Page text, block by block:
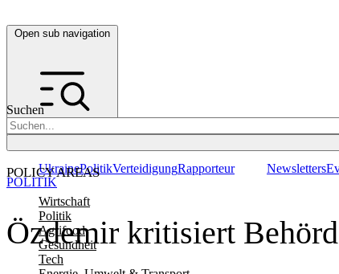
Open sub navigation
Suchen
POLICY AREAS
Wirtschaft
Politik
Agrifood
Gesundheit
Tech
UkrainePolitikVerteidigungRapporteur Newsletters
Özdemir kritisiert
POLITIK